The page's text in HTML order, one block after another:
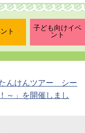
ト
子ども向けイベ
ント
たんけんツアー シー
～」を開催しまし